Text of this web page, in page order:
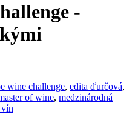
-
wine challenge, edita ďurčová,
of wine, medzinárodná